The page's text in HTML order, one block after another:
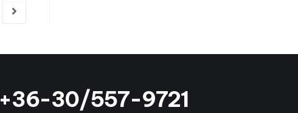
+36-30/557-9721